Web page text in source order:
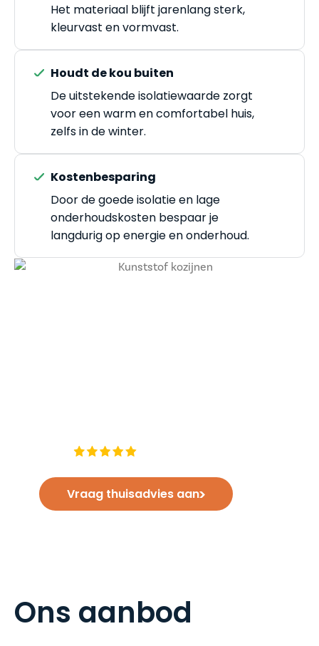
Het materiaal blijft jarenlang sterk,
kleurvast en vormvast.
Houdt de kou buiten
De uitstekende isolatiewaarde zorgt
voor een warm en comfortabel huis,
zelfs in de winter.
Kostenbesparing
Door de goede isolatie en lage
onderhoudskosten bespaar je
langdurig op energie en onderhoud.
Vraag thuisadvies aan
Ons aanbod